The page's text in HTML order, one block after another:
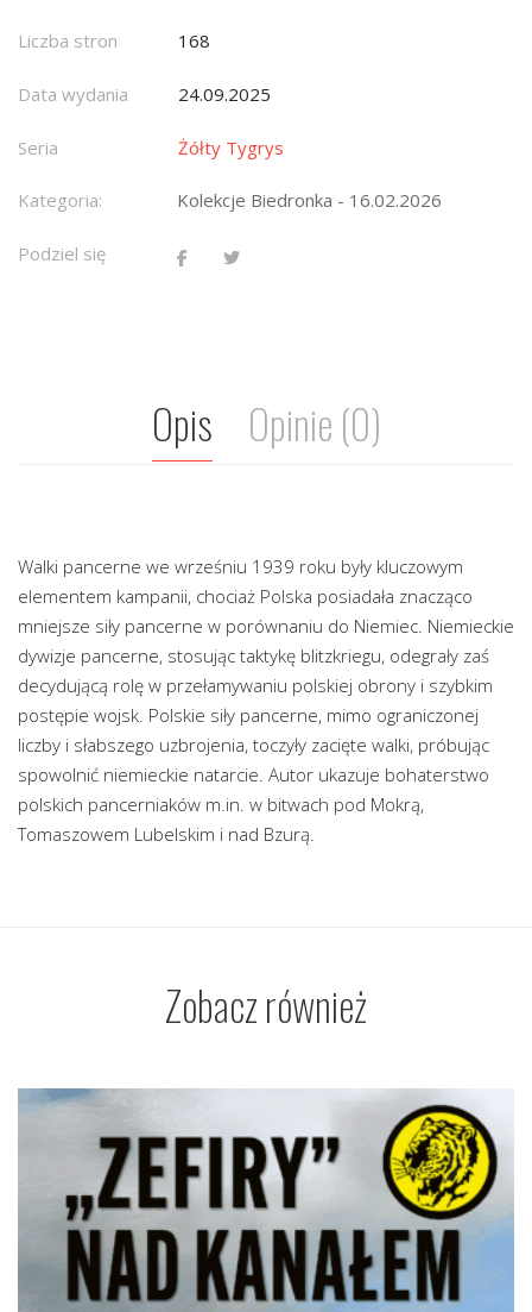
Liczba stron 168
Data wydania 24.09.2025
Seria Żółty Tygrys
Kategoria: Kolekcje Biedronka - 16.02.2026
Podziel się
Opis Opinie (0)
Walki pancerne we wrześniu 1939 roku były kluczowym
elementem kampanii, chociaż Polska posiadała znacząco
mniejsze siły pancerne w porównaniu do Niemiec. Niemieckie
dywizje pancerne, stosując taktykę blitzkriegu, odegrały zaś
decydującą rolę w przełamywaniu polskiej obrony i szybkim
postępie wojsk. Polskie siły pancerne, mimo ograniczonej
liczby i słabszego uzbrojenia, toczyły zacięte walki, próbując
spowolnić niemieckie natarcie. Autor ukazuje bohaterstwo
polskich pancerniaków m.in. w bitwach pod Mokrą,
Tomaszowem Lubelskim i nad Bzurą.
Zobacz również